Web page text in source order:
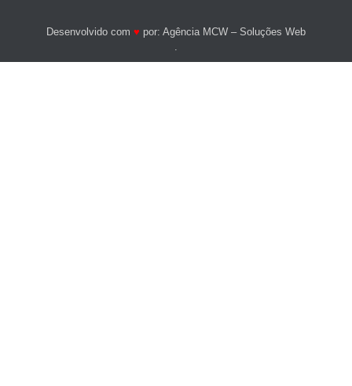
Desenvolvido com ♥ por: Agência MCW – Soluções Web
.